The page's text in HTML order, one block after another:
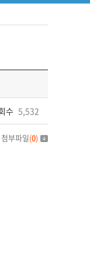
수 5,532
첨부파일(0)